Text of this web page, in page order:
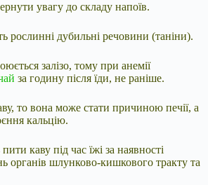
увагу до складу напоїв.
рослинні дубильні речовини (таніни).
залізо, тому при анемії
за годину після їди, не раніше.
то вона може стати причиною печії, а
кальцію.
каву під час їжі за наявності
органів шлунково-кишкового тракту та